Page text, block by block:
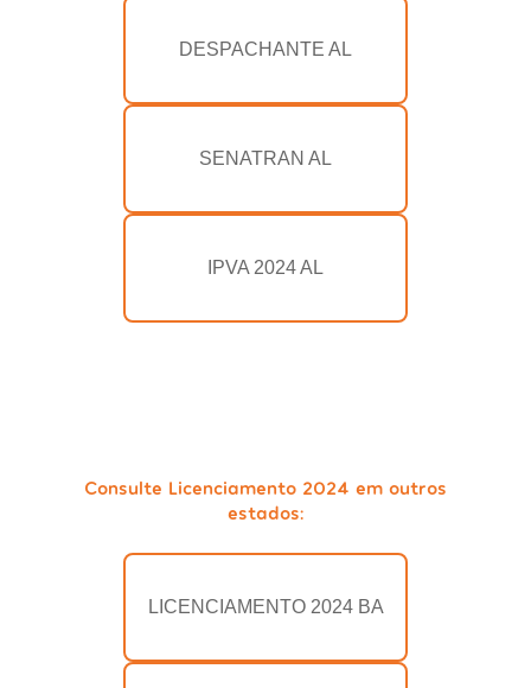
DESPACHANTE AL
SENATRAN AL
IPVA 2024 AL
Consulte Licenciamento 2024 em outros
estados:
LICENCIAMENTO 2024 BA